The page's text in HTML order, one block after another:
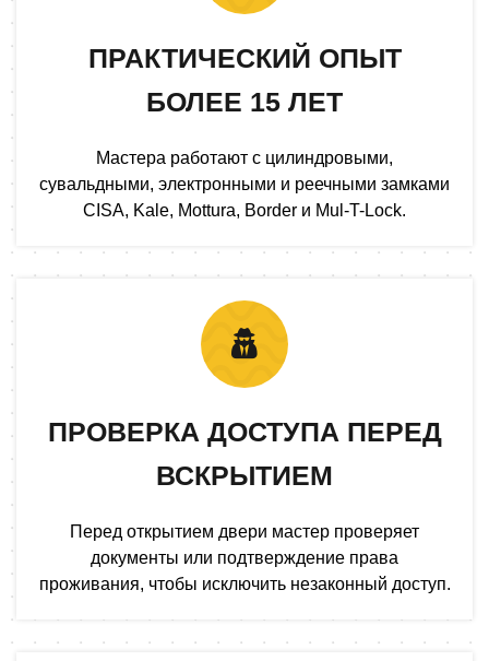
ПРАКТИЧЕСКИЙ ОПЫТ
БОЛЕЕ 15 ЛЕТ
Мастера работают с цилиндровыми,
сувальдными, электронными и реечными замками
CISA, Kale, Mottura, Border и Mul-T-Lock.
ПРОВЕРКА ДОСТУПА ПЕРЕД
ВСКРЫТИЕМ
Перед открытием двери мастер проверяет
документы или подтверждение права
проживания, чтобы исключить незаконный доступ.